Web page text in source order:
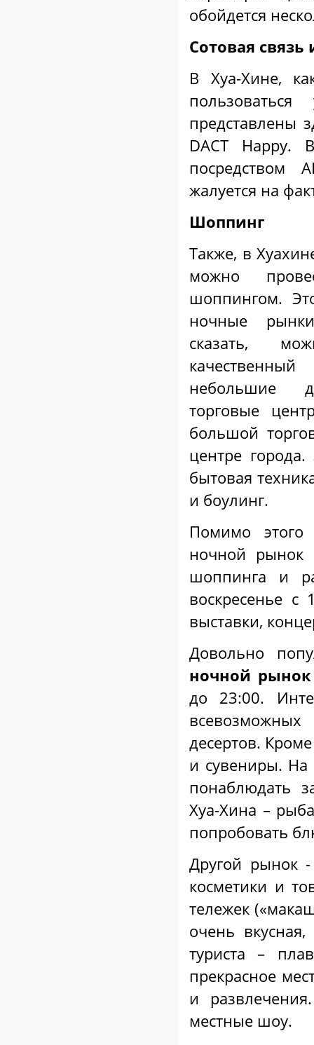
обойдется
Сотовая связь
В Хуа-Хине,
представлены
DACT Happy.
посредством
жалуется на
Шоппинг
Также, в
можно
шоппингом.
ночные
сказать,
небольшие
торговые
большой
центре
бытовая
и боулинг.
Помимо этого
ночной рынок
шоппинга и
воскресенье с
выставки,
Довольно
ночной рынок
до 23:00.
десертов.
и сувениры. На
понаблюдать
Хуа-Хина –
попробовать
Другой рынок
косметики и
тележек
очень
туриста –
прекрасное
и
местные шоу.